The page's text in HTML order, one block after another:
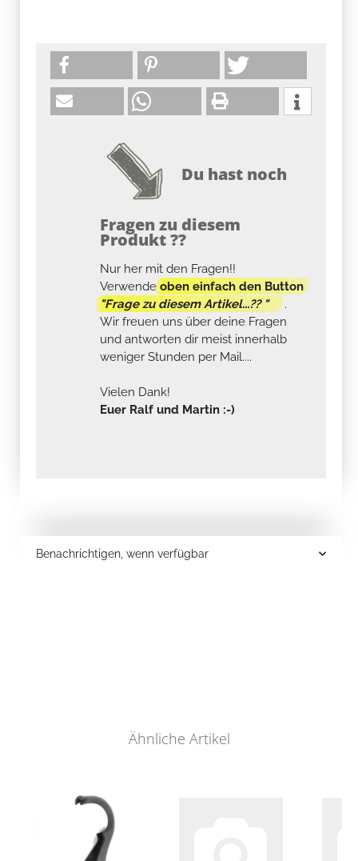
Du hast noch
Fragen zu diesem
Produkt ??
Nur her mit den Fragen!!
Verwendeoben einfach den Button
"Frage zu diesem Artikel...?? "
.
Wir freuen uns über deine Fragen
und antworten dir meist innerhalb
weniger Stunden per Mail....
Vielen Dank!
Euer Ralf und Martin :-)
Benachrichtigen, wenn verfügbar
Ähnliche Artikel